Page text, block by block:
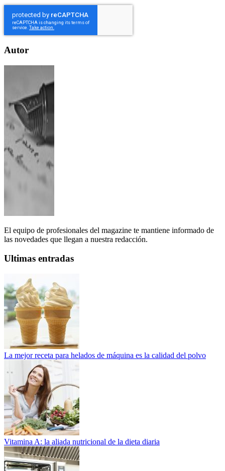
Autor
El equipo de profesionales del magazine te mantiene informado de
las novedades que llegan a nuestra redacción.
Ultimas entradas
La mejor receta para helados de máquina es la calidad del polvo
Vitamina A: la aliada nutricional de la dieta diaria